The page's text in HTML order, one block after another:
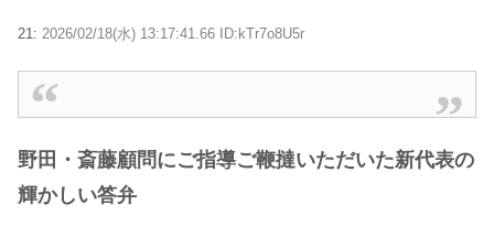
21: 2026/02/18(水) 13:17:41.66 ID:kTr7o8U5r
野田・斎藤顧問にご指導ご鞭撻いただいた新代表の
輝かしい答弁